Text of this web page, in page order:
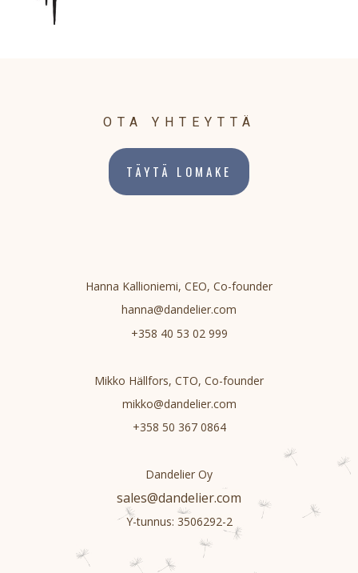
OTA YHTEYTTÄ
TÄYTÄ LOMAKE
Hanna Kallioniemi, CEO, Co-founder
hanna@dandelier.com
+358 40 53 02 999
Mikko Hällfors, CTO, Co-founder
mikko@dandelier.com
+358 50 367 0864
Dandelier Oy
sales@dandelier.com
Y-tunnus: 3506292-2